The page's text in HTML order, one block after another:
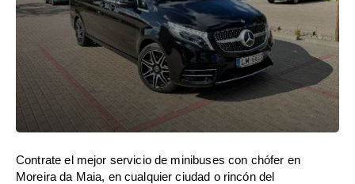
Contrate el mejor servicio de minibuses con chófer en
Moreira da Maia, en cualquier ciudad o rincón del